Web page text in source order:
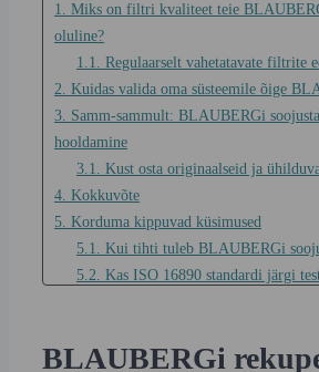
1. Miks on filtri kvaliteet teie
oluline?
1.1. Regulaarselt vahetatavate filtrite
2. Kuidas valida oma süsteemile õige
3. Samm-sammult: BLAUBERGi
hooldamine
3.1. Kust osta originaalseid ja
4. Kokkuvõte
5. Korduma kippuvad küsimused
5.1. Kui tihti tuleb BLAUBERGi
5.2. Kas ISO 16890 standardi järgi
5.4. Kas ma saan BLAUBERGi
BLAUBERGi